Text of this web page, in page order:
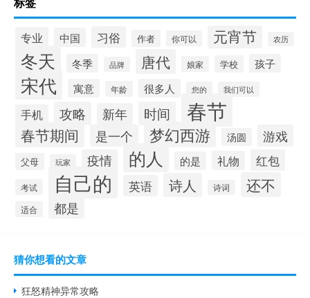
专业 中国 习俗 作者 你可以 元宵节 农历
冬天 冬季 品牌 唐代 娘家 学校 孩子
宋代 寓意 年龄 很多人 您的 我们可以
手机 攻略 新年 时间 春节
春节期间 是一个 梦幻西游 汤圆 游戏
父母 玩家 疫情 的人 的是 礼物 红包
考试 自己的 英语 诗人 诗词 还不
适合 都是
猜你想看的文章
狂怒精神异常攻略